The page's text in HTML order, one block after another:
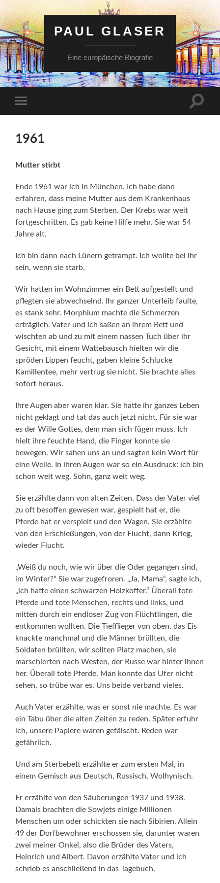
PAUL GLASER
Eine europäische Biografie
Menü
1961
Mutter stirbt
Ende 1961 war ich in München. Ich habe dann
erfahren, dass meine Mutter aus dem Krankenhaus
nach Hause ging zum Sterben. Der Krebs war weit
fortgeschritten. Es gab keine Hilfe mehr. Sie war 54
Jahre alt.
Ich bin dann nach Lünern getrampt. Ich wollte bei ihr
sein, wenn sie starb.
Wir hatten im Wohnzimmer ein Bett aufgestellt und
pflegten sie abwechselnd. Ihr ganzer Unterleib faulte,
es stank sehr. Morphium machte die Schmerzen
erträglich. Vater und ich saßen an ihrem Bett und
wischten ab und zu mit einem nassen Tuch über ihr
Gesicht, mit einem Wattebausch hielten wir die
spröden Lippen feucht, gaben kleine Schlucke
Kamillentee, mehr vertrug sie nicht. Sie brachte alles
sofort heraus.
Ihre Augen aber waren klar. Sie hatte ihr ganzes Leben
nicht geklagt und tat das auch jetzt nicht. Für sie war
es der Wille Gottes, dem man sich fügen muss. Ich
hielt ihre feuchte Hand, die Finger konnte sie
bewegen. Wir sahen uns an und sagten kein Wort für
eine Weile. In ihren Augen war so ein Ausdruck: ich bin
schon weit weg, Sohn, ganz weit weg.
Sie erzählte dann von alten Zeiten. Dass der Vater viel
zu oft besoffen gewesen war, gespielt hat er, die
Pferde hat er verspielt und den Wagen. Sie erzählte
von den Erschießungen, von der Flucht, dann Krieg,
wieder Flucht.
„Weiß du noch, wie wir über die Oder gegangen sind,
im Winter?“ Sie war zugefroren. „Ja, Mama“, sagte ich,
„ich hatte einen schwarzen Holzkoffer.“ Überall tote
Pferde und tote Menschen, rechts und links, und
mitten durch ein endloser Zug von Flüchtlingen, die
entkommen wollten. Die Tiefflieger von oben, das Eis
knackte manchmal und die Männer brüllten, die
Soldaten brüllten, wir sollten Platz machen, sie
marschierten nach Westen, der Russe war hinter ihnen
her. Überall tote Pferde. Man konnte das Ufer nicht
sehen, so trübe war es. Uns beide verband vieles.
Auch Vater erzählte, was er sonst nie machte. Es war
ein Tabu über die alten Zeiten zu reden. Später erfuhr
ich, unsere Papiere waren gefälscht. Reden war
gefährlich.
Und am Sterbebett erzählte er zum ersten Mal, in
einem Gemisch aus Deutsch, Russisch, Wolhynisch.
Er erzählte von den Säuberungen 1937 und 1938.
Damals brachten die Sowjets einige Millionen
Menschen um oder schickten sie nach Sibirien. Allein
49 der Dorfbewohner erschossen sie, darunter waren
zwei meiner Onkel, also die Brüder des Vaters,
Heinrich und Albert. Davon erzählte Vater und ich
schrieb es anschließend in das Tagebuch.